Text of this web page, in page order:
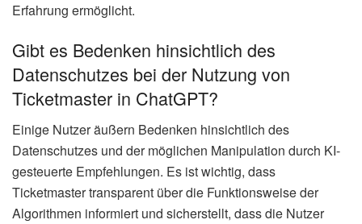
Erfahrung ermöglicht.
Gibt es Bedenken hinsichtlich des
Datenschutzes bei der Nutzung von
Ticketmaster in ChatGPT?
Einige Nutzer äußern Bedenken hinsichtlich des
Datenschutzes und der möglichen Manipulation durch KI-
gesteuerte Empfehlungen. Es ist wichtig, dass
Ticketmaster transparent über die Funktionsweise der
Algorithmen informiert und sicherstellt, dass die Nutzer